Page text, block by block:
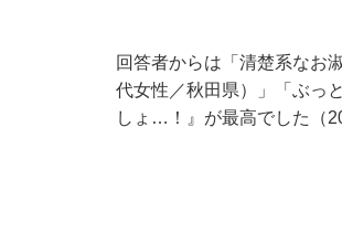
回答者からは「清楚系なお
代女性／秋田県）」「ぶっ
しょ…！』が最高でした（